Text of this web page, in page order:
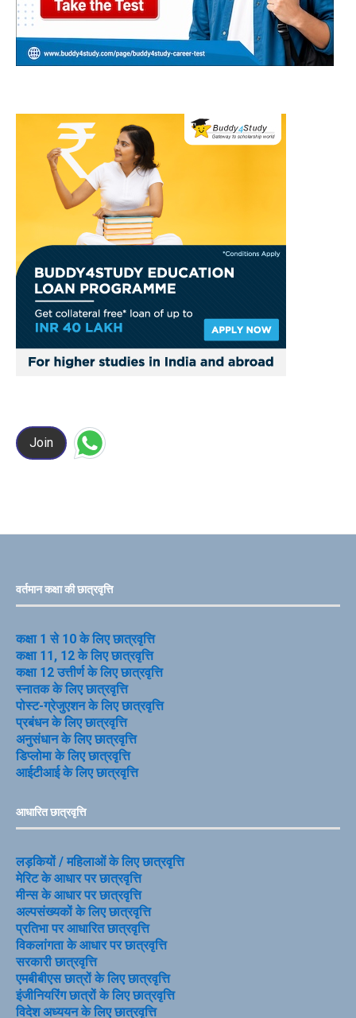
Join
वर्तमान कक्षा की छात्रवृत्ति
कक्षा 1 से 10 के लिए छात्रवृत्ति
कक्षा 11, 12 के लिए छात्रवृत्ति
कक्षा 12 उत्तीर्ण के लिए छात्रवृत्ति
स्नातक के लिए छात्रवृत्ति
पोस्ट-ग्रेजुएशन के लिए छात्रवृत्ति
प्रबंधन के लिए छात्रवृत्ति
अनुसंधान के लिए छात्रवृत्ति
डिप्लोमा के लिए छात्रवृत्ति
आईटीआई के लिए छात्रवृत्ति
आधारित छात्रवृत्ति
लड़कियों / महिलाओं के लिए छात्रवृत्ति
मेरिट के आधार पर छात्रवृत्ति
मीन्स के आधार पर छात्रवृत्ति
अल्पसंख्यकों के लिए छात्रवृत्ति
प्रतिभा पर आधारित छात्रवृत्ति
विकलांगता के आधार पर छात्रवृत्ति
सरकारी छात्रवृत्ति
एमबीबीएस छात्रों के लिए छात्रवृत्ति
इंजीनियरिंग छात्रों के लिए छात्रवृत्ति
विदेश अध्ययन के लिए छात्रवृत्ति